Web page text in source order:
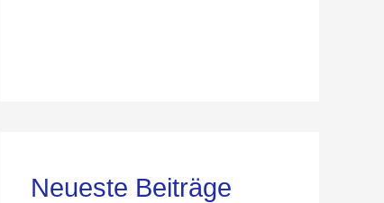
Neueste Beiträge